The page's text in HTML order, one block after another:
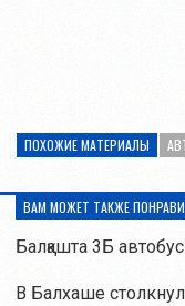
ПОХОЖИЕ МАТЕРИАЛЫ
ВАМ МОЖЕТ ТАКЖЕ
Балқашта 3Б
В Балхаше